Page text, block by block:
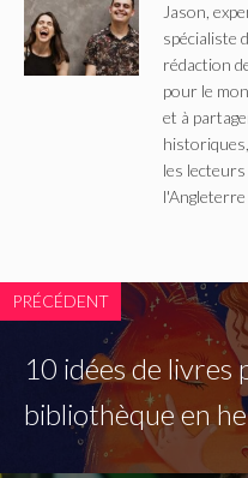
Jason,
spécialiste
rédaction
pour le
et à
les
PRÉCÉDENT
10 idées de livres
bibliothèque en